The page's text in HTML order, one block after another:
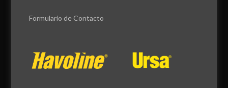
Formulario de Contacto